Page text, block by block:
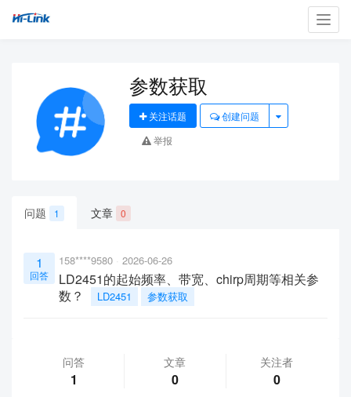
参数获取
关注话题
创建问题
举报
问题 1 文章 0
1
回答
158****9580 2026-06-26
LD2451的起始频率、带宽、chirp周期等相关参
数？
LD2451 参数获取
问答
1
文章
0
关注者
0